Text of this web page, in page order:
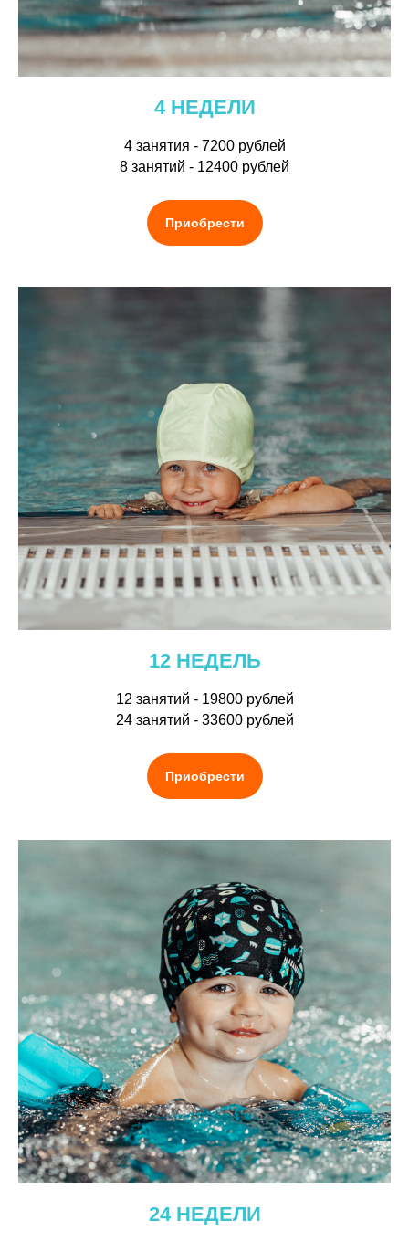
4 НЕДЕЛИ
4 занятия - 7200 рублей
8 занятий - 12400 рублей
Приобрести
12 НЕДЕЛЬ
12 занятий - 19800 рублей
24 занятий - 33600 рублей
Приобрести
24 НЕДЕЛИ